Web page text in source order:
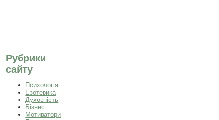
Рубрики
сайту
Психологія
Езотерика
Духовність
Бізнес
Мотиватори